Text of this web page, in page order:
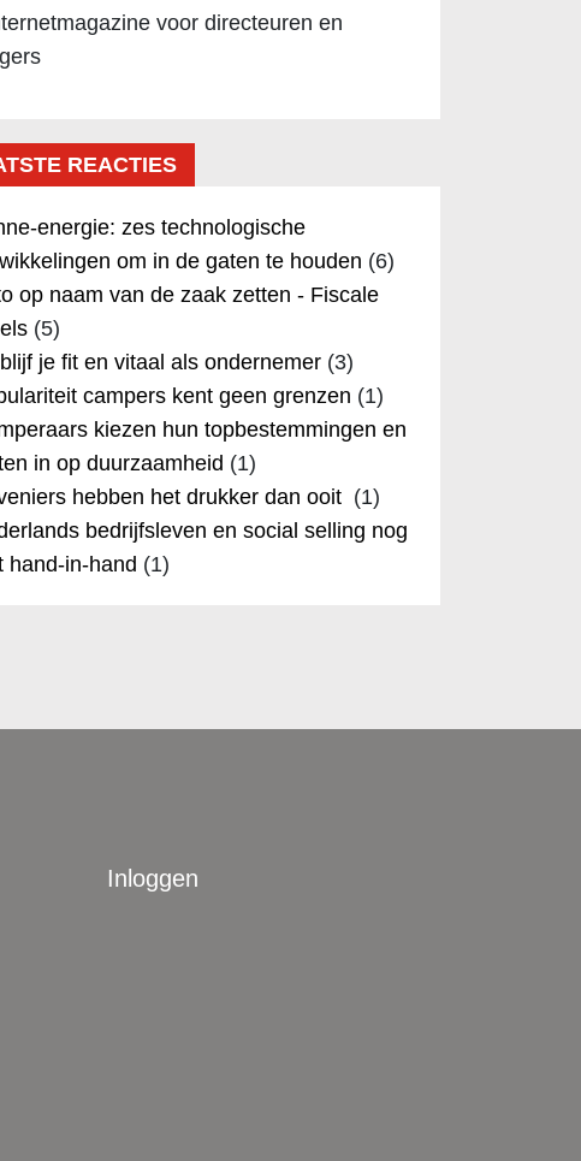
voor directeuren en
REACTIES
energie: zes technologische
om in de gaten te houden (6)
op naam van de zaak zetten - Fiscale
(5)
je fit en vitaal als ondernemer(3)
campers kent geen grenzen (1)
kiezen hun topbestemmingen en
in op duurzaamheid (1)
hebben het drukker dan ooit (1)
bedrijfsleven en social selling nog
hand-in-hand (1)
Inloggen